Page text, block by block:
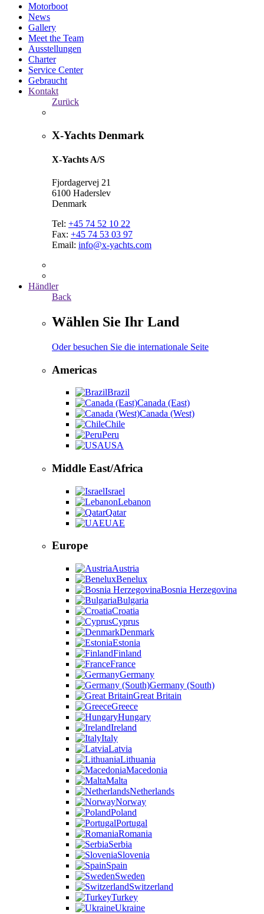
Motorboot
News
Gallery
Meet the Team
Ausstellungen
Charter
Service Center
Gebraucht
Kontakt
Zurück
X-Yachts Denmark
X-Yachts A/S
Fjordagervej 21
6100 Haderslev
Denmark
Tel: +45 74 52 10 22
Fax: +45 74 53 03 97
Email: info@x-yachts.com
Händler
Back
Wählen Sie Ihr Land
Oder besuchen Sie die internationale Seite
Americas
Brazil
Canada (East)
Canada (West)
Chile
Peru
USA
Middle East/Africa
Israel
Lebanon
Qatar
UAE
Europe
Austria
Benelux
Bosnia Herzegovina
Bulgaria
Croatia
Cyprus
Denmark
Estonia
Finland
France
Germany
Germany (South)
Great Britain
Greece
Hungary
Ireland
Italy
Latvia
Lithuania
Macedonia
Malta
Netherlands
Norway
Poland
Portugal
Romania
Serbia
Slovenia
Spain
Sweden
Switzerland
Turkey
Ukraine